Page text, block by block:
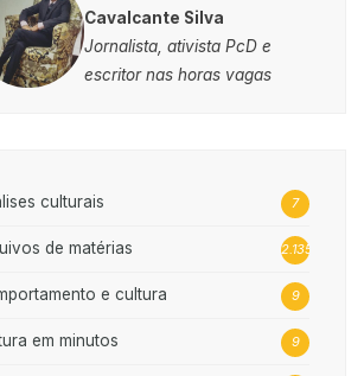
Cavalcante Silva
Jornalista, ativista PcD e
escritor nas horas vagas
culturais 7
de matérias 2.135
e cultura 9
em minutos 9